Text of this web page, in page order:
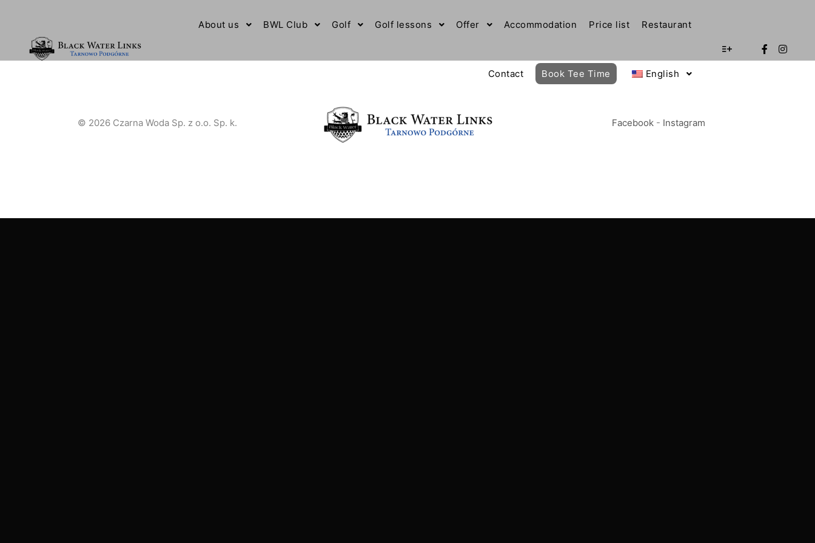
About us BWL Club Golf Golf lessons Offer Accommodation Price list Restaurant
Contact Book Tee Time English
© 2026 Czarna Woda Sp. z o.o. Sp. k. Facebook- Instagram